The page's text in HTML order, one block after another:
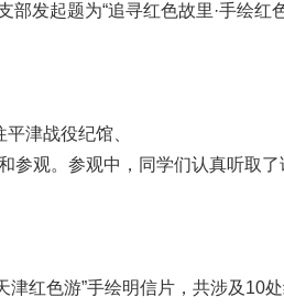
发起题为“追寻红色故里·手绘
津战役纪馆、
参观。参观中，同学们认真听取
红色游”手绘明信片，共涉及10